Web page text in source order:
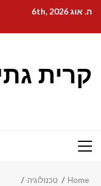
content
ה. אוג 6th, 2026
קרית
Primary
Home
טכנולוגיה